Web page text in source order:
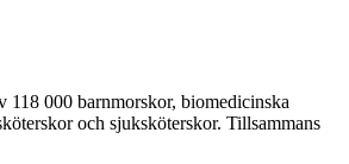
118 000 barnmorskor, biomedicinska
och sjuksköterskor. Tillsammans